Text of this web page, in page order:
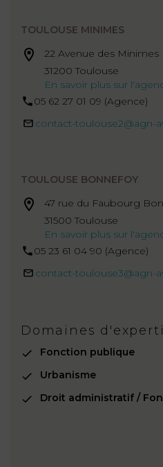
TOULOUSE MINIMES
22 Avenue des Minimes
31200 Toulouse
En savoir plus sur
05 62 27 01 09 (Agence)
contact-toulouse2@agn-
TOULOUSE BONNEFOY
47 rue du Faubourg
31500 Toulouse
En savoir plus sur
05 23 61 04 90 (Agence)
contact-toulouse3@agn-
Domaines
Fonction publique
Urbanisme
Droit administratif /